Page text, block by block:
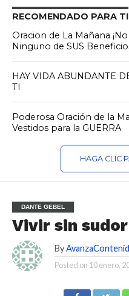
RECOMENDADO PARA TI
Oracion de La Mañana
Ninguno de SUS
HAY VIDA ABUNDANTE
TI
Poderosa Oración de la
Vestidos para la GUERRA
HAGA CLIC
DANTE GEBEL
Vivir sin sudor
By
Posted on 10 enero,